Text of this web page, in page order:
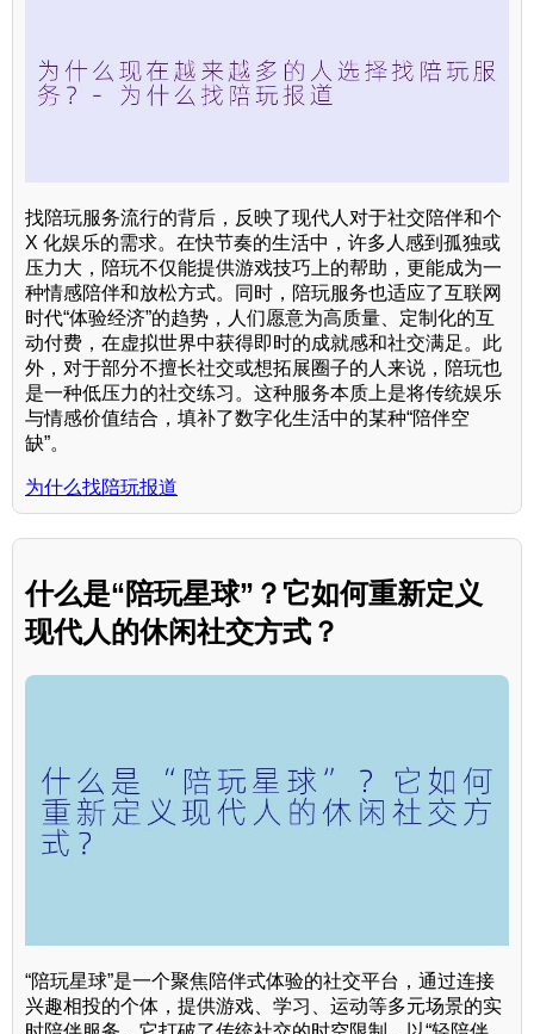
找陪玩服务流行的背后，反映了现代人对于社交陪伴和个
X 化娱乐的需求。在快节奏的生活中，许多人感到孤独或
压力大，陪玩不仅能提供游戏技巧上的帮助，更能成为一
种情感陪伴和放松方式。同时，陪玩服务也适应了互联网
时代“体验经济”的趋势，人们愿意为高质量、定制化的互
动付费，在虚拟世界中获得即时的成就感和社交满足。此
外，对于部分不擅长社交或想拓展圈子的人来说，陪玩也
是一种低压力的社交练习。这种服务本质上是将传统娱乐
与情感价值结合，填补了数字化生活中的某种“陪伴空
缺”。
为什么找陪玩报道
什么是“陪玩星球”？它如何重新定义
现代人的休闲社交方式？
“陪玩星球”是一个聚焦陪伴式体验的社交平台，通过连接
兴趣相投的个体，提供游戏、学习、运动等多元场景的实